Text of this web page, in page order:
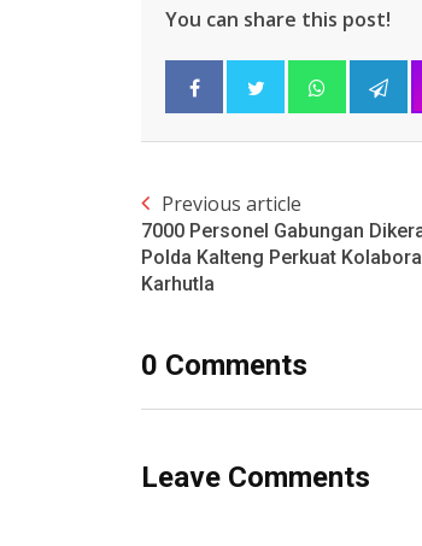
You can share this post!
Previous article
7000 Personel Gabungan
Polda Kalteng Perkuat
Karhutla
0 Comments
Leave Comments